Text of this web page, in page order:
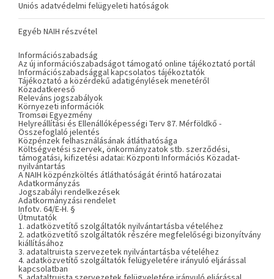
Uniós adatvédelmi felügyeleti hatóságok
Egyéb NAIH részvétel
Információszabadság
Az új információszabadságot támogató online tájékoztató portál
Információszabadsággal kapcsolatos tájékoztatók
Tájékoztató a közérdekű adatigénylések menetéről
Közadatkereső
Releváns jogszabályok
Környezeti információk
Tromsøi Egyezmény
Helyreállítási és Ellenállóképességi Terv 87. Mérföldkő -
Összefoglaló jelentés
Közpénzek felhasználásának átláthatósága
Költségvetési szervek, önkormányzatok stb. szerződési,
támogatási, kifizetési adatai: Központi Információs Közadat-
nyilvántartás
A NAIH közpénzköltés átláthatóságát érintő határozatai
Adatkormányzás
Jogszabályi rendelkezések
Adatkormányzási rendelet
Infotv. 64/E-H. §
Útmutatók
1. adatközvetítő szolgáltatók nyilvántartásba vételéhez
2. adatközvetítő szolgáltatók részére megfelelőségi bizonyítvány
kiállításához
3. adataltruista szervezetek nyilvántartásba vételéhez
4. adatközvetítő szolgáltatók felügyeletére irányuló eljárással
kapcsolatban